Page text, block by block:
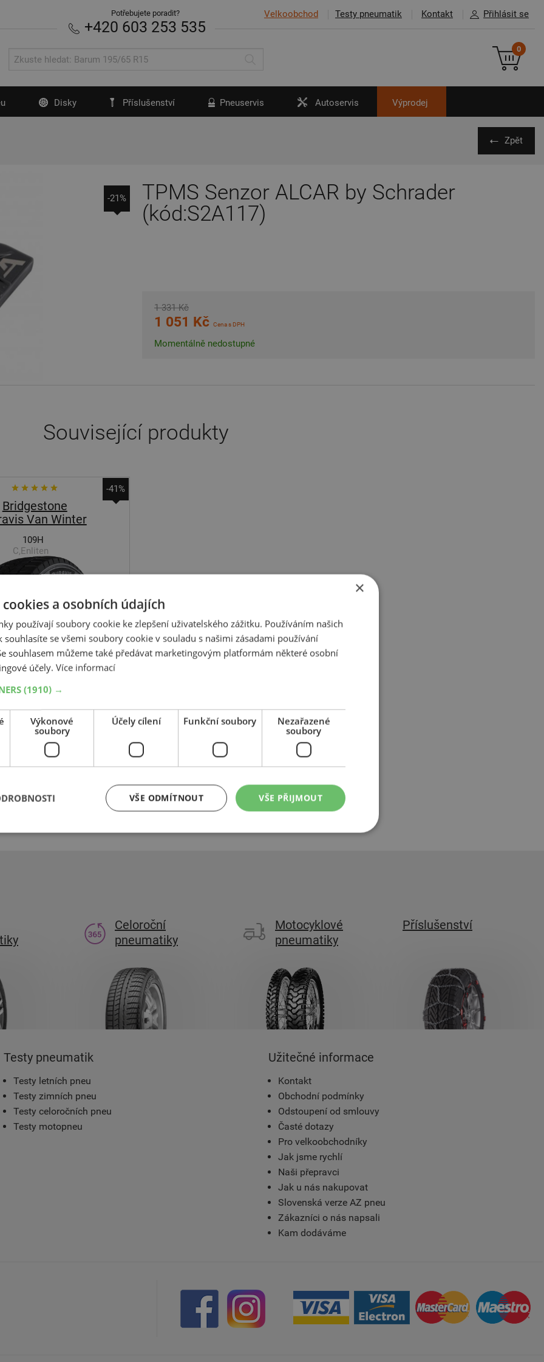
Velkoobchod Testy pneumatik Kontakt Přihlásit se
Potřebujete poradit?
+420 603 253 535
0
Disky Příslušenství Pneuservis Autoservis Výprodej
Zpět
TPMS Senzor ALCAR by Schrader
(kód:S2A117)
1 331 Kč
1 051 Kč Cena s DPH
Momentálně nedostupné
-21%
Související produkty
-41%
Bridgestone
Van Winter
109H
C,Enliten
+
–
Expedujeme do 2 dnů
Centrální sklad 20 ks.
zítra putovat k vám. A ještě tip: nezapomněli jste si zkontrolovat svoji
Celoroční
pneumatiky
Motocyklové
pneumatiky
Příslušenství
Testy pneumatik
Testy letních pneu
Testy zimních pneu
Testy celoročních pneu
Testy motopneu
Užitečné informace
Kontakt
Obchodní podmínky
Odstoupení od smlouvy
Časté dotazy
Pro velkoobchodníky
Jak jsme rychlí
Naši přepravci
Jak u nás nakupovat
Slovenská verze AZ pneu
Zákazníci o nás napsali
Kam dodáváme
×
a osobních údajích
používají soubory cookie ke zlepšení uživatelského zážitku. Používáním našich
souhlasíte se všemi soubory cookie v souladu s našimi zásadami používání
souhlasem můžeme také předávat marketingovým platformám některé osobní
účely. Více informací
(1910) →
Výkonové
soubory
Účely cílení Funkční soubory
Nezařazené
soubory
VŠE PŘIJMOUT
VŠE ODMÍTNOUT